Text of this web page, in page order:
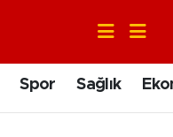
Spor Sağlık